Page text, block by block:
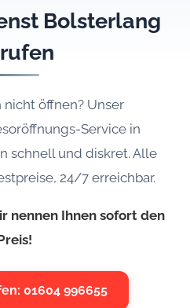
Bolsterlang
nicht öffnen? Unser
Service in
schnell und diskret. Alle
24/7 erreichbar.
nennen Ihnen sofort den
01604 996655